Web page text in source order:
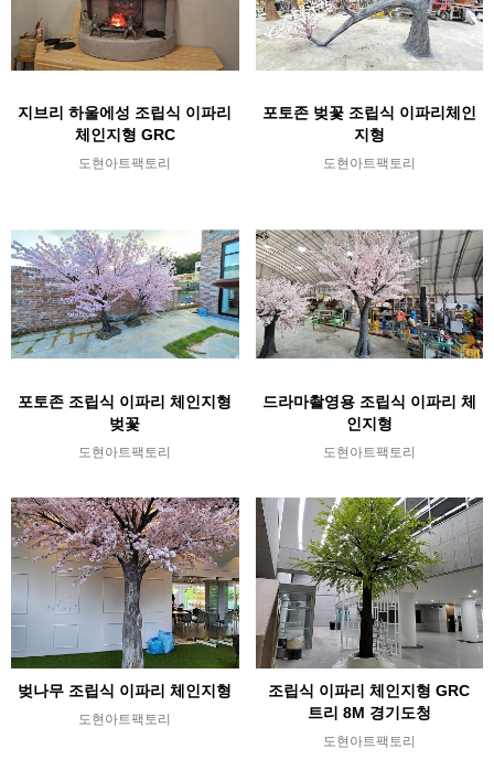
지브리 하울에성 조립식 이파리
체인지형 GRC
도현아트팩토리
포토존 벚꽃 조립식 이파리체인
지형
도현아트팩토리
포토존 조립식 이파리 체인지형
벚꽃
도현아트팩토리
드라마촬영용 조립식 이파리 체
인지형
도현아트팩토리
벚나무 조립식 이파리 체인지형
도현아트팩토리
조립식 이파리 체인지형 GRC
트리 8M 경기도청
도현아트팩토리